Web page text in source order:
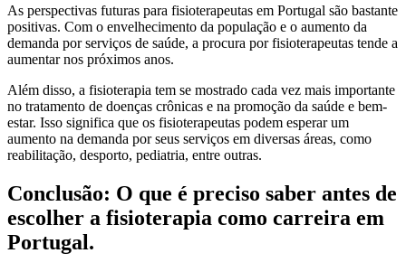
As perspectivas futuras para fisioterapeutas em Portugal são bastante
positivas. Com o envelhecimento da população e o aumento da
demanda por serviços de saúde, a procura por fisioterapeutas tende a
aumentar nos próximos anos.
Além disso, a fisioterapia tem se mostrado cada vez mais importante
no tratamento de doenças crônicas e na promoção da saúde e bem-
estar. Isso significa que os fisioterapeutas podem esperar um
aumento na demanda por seus serviços em diversas áreas, como
reabilitação, desporto, pediatria, entre outras.
Conclusão: O que é preciso saber antes de
escolher a fisioterapia como carreira em
Portugal.